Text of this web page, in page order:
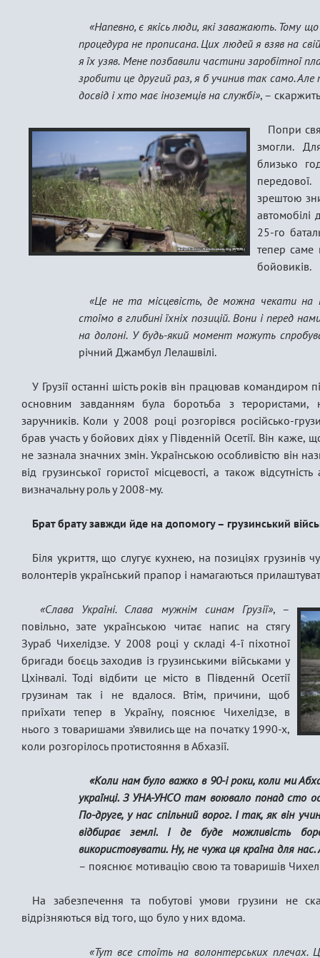
«Напевно, є якісь люди, які заважають. Тому
процедура не прописана. Цих людей я взяв на
я їх узяв. Мене позбавили частини заробітної
зробити це другий раз, я б учинив так само.
досвід і хто має іноземців на службі», –
​Попри
змогли.
близько
зрештою
автомобілі
25-го
тепер саме
бойовиків.
«Це не та місцевість, де можна чекати на
стоїмо в глибині їхніх позицій. Вони і перед
на долоні. У будь-який момент можуть
річний Джамбул Лелашвілі.
У Грузії останні шість років він працював командиром
основним завданням була боротьба з терористами,
заручників. Коли у 2008 році розгорівся російсько-
брав участь у бойових діях у Південній Осетії. Він каже,
не зазнала значних змін. Українською особливістю він
від грузинської гористої місцевості, а також
визначальну роль у 2008-му.
Брат брату завжди йде на допомогу – грузинський
Біля укриття, що слугує кухнею, на позиціях грузинів
волонтерів український прапор і намагаються
«Слава Україні. Слава мужнім синам Грузії», –
повільно, зате українською читає напис на стягу
Зураб Чихелідзе. У 2008 році у складі 4-ї піхотної
бригади боєць заходив із грузинськими військами у
Цхінвалі. Тоді відбити це місто в Південнй Осетії
грузинам так і не вдалося. Втім, причини, щоб
приїхати тепер в Україну, пояснює Чихелідзе, в
нього з товаришами з’явились ще на початку 1990-х,
коли розгорілось протистояння в Абхазії.
«Коли нам було важко в 90-і роки, коли ми
українці. З УНА-УНСО там воювало понад сто
По-друге, у нас спільний ворог. І так, як він
відбирає землі. І де буде можливість
використовувати. Ну, не чужа ця країна для
– пояснює мотивацію свою та товаришів
На забезпечення та побутові умови грузини не
відрізняються від того, що було у них вдома.
«Тут все стоїть на волонтерських плечах.